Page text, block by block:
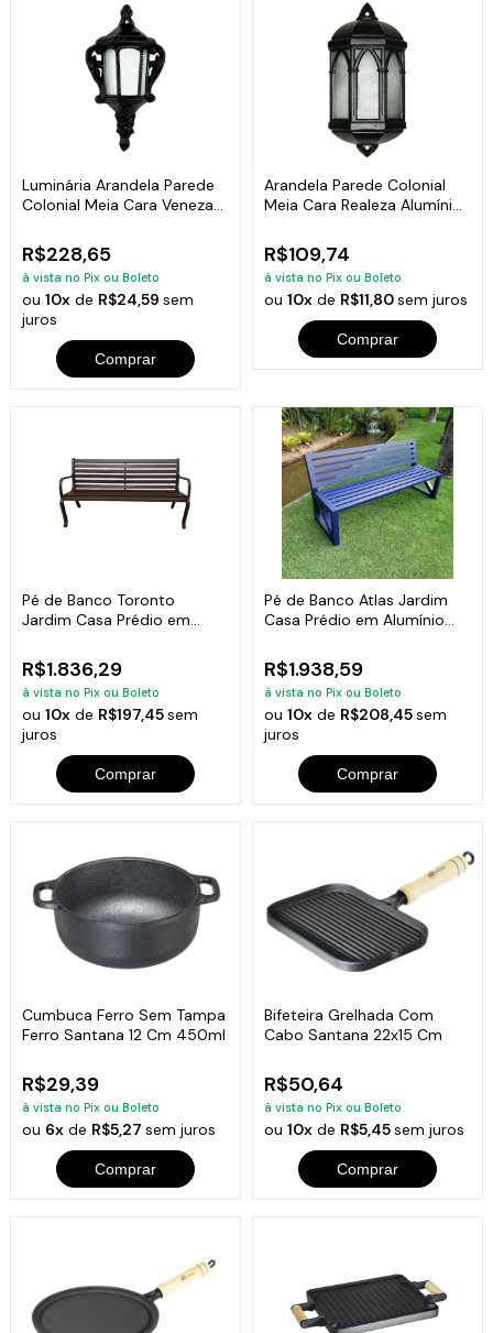
Luminária Arandela Parede
Colonial Meia Cara Veneza
R$228,65
à vista no Pix ou Boleto
ou10x de R$24,59sem
juros
Comprar
Arandela Parede Colonial
Meia Cara Realeza Alumínio
R$109,74
à vista no Pix ou Boleto
ou 10xde R$11,80sem juros
Comprar
Pé de Banco Toronto
Jardim Casa Prédio em
R$1.836,29
à vista no Pix ou Boleto
ou10x de R$197,45sem
juros
Comprar
Pé de Banco Atlas Jardim
Casa Prédio em Alumínio
R$1.938,59
à vista no Pix ou Boleto
ou 10xde R$208,45sem
juros
Comprar
Cumbuca Ferro Sem Tampa
Ferro Santana 12 Cm 450ml
R$29,39
à vista no Pix ou Boleto
ou 6x de R$5,27sem juros
Comprar
Bifeteira Grelhada Com
Cabo Santana 22x15 Cm
R$50,64
à vista no Pix ou Boleto
ou 10xde R$5,45sem juros
Comprar